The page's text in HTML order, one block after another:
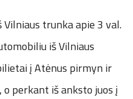
trunka apie 3 val.
iš Vilniaus
į Atėnus pirmyn ir
perkant iš anksto juos į